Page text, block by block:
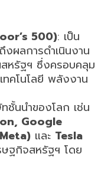
500): เป็น
ผลการดำเนินงาน
หรัฐฯ ซึ่งครอบคลุม
ทคโนโลยี พลังงาน
ชั้นนำของโลก เช่น
Google
และ Tesla
ษฐกิจสหรัฐฯ โดย